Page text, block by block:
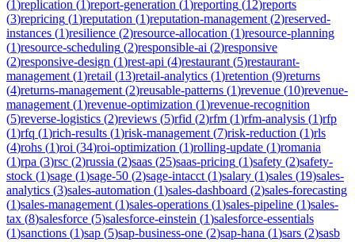
(1)replication (1)report-generation (1)reporting (12)reports
(3)repricing (1)reputation (1)reputation-management (2)reserved-
instances (1)resilience (2)resource-allocation (1)resource-planning
(1)resource-scheduling (2)responsible-ai (2)responsive
(2)responsive-design (1)rest-api (4)restaurant (5)restaurant-
management (1)retail (13)retail-analytics (1)retention (9)returns
(4)returns-management (2)reusable-patterns (1)revenue (10)revenue-
management (1)revenue-optimization (1)revenue-recognition
(5)reverse-logistics (2)reviews (5)rfid (2)rfm (1)rfm-analysis (1)rfp
(1)rfq (1)rich-results (1)risk-management (7)risk-reduction (1)rls
(4)rohs (1)roi (34)roi-optimization (1)rolling-update (1)romania
(1)rpa (3)rsc (2)russia (2)saas (25)saas-pricing (1)safety (2)safety-
stock (1)sage (1)sage-50 (2)sage-intacct (1)salary (1)sales (19)sales-
analytics (3)sales-automation (1)sales-dashboard (2)sales-forecasting
(1)sales-management (1)sales-operations (1)sales-pipeline (1)sales-
tax (8)salesforce (5)salesforce-einstein (1)salesforce-essentials
(1)sanctions (1)sap (5)sap-business-one (2)sap-hana (1)sars (2)sasb